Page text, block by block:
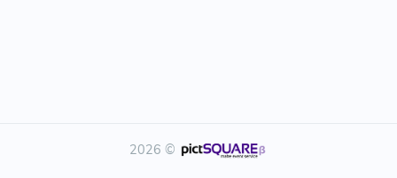
2026 ©